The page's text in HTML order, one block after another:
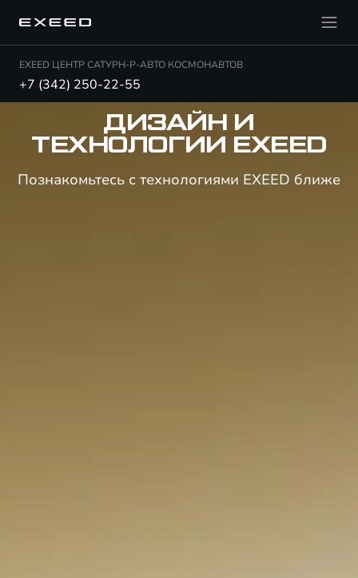
EXEED ЦЕНТР САТУРН-Р-АВТО КОСМОНАВТОВ
+7 (342) 250-22-55
ДИЗАЙН И
ТЕХНОЛОГИИ EXEED
Познакомьтесь с технологиями EXEED ближе